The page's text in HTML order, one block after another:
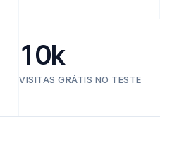
10k
VISITAS GRÁTIS NO TESTE